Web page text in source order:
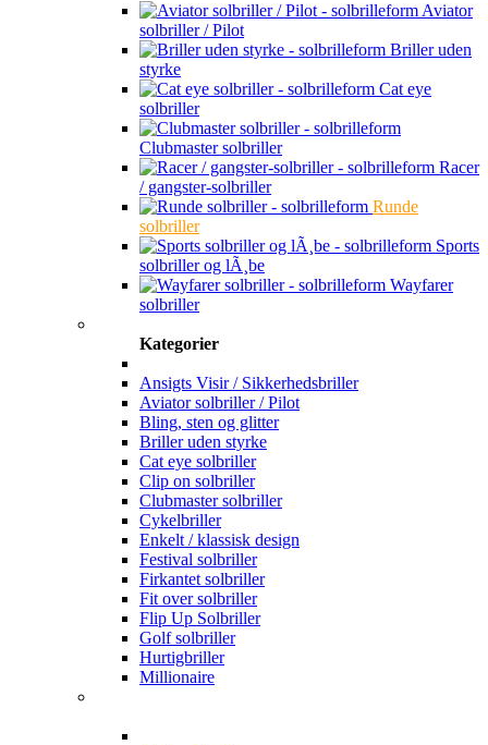
Aviator
solbriller / Pilot
Briller uden
styrke
Cat eye
solbriller
Clubmaster solbriller
Racer
/ gangster-solbriller
Runde
solbriller
Sports
solbriller og lÃ¸be
Wayfarer
solbriller
Kategorier
Ansigts Visir / Sikkerhedsbriller
Aviator solbriller / Pilot
Bling, sten og glitter
Briller uden styrke
Cat eye solbriller
Clip on solbriller
Clubmaster solbriller
Cykelbriller
Enkelt / klassisk design
Festival solbriller
Firkantet solbriller
Fit over solbriller
Flip Up Solbriller
Golf solbriller
Hurtigbriller
Millionaire